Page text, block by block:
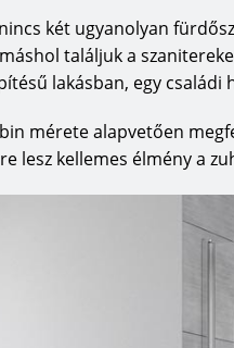
két ugyanolyan
találjuk a
lakásban, egy
mérete alapvetően
lesz kellemes élmény a